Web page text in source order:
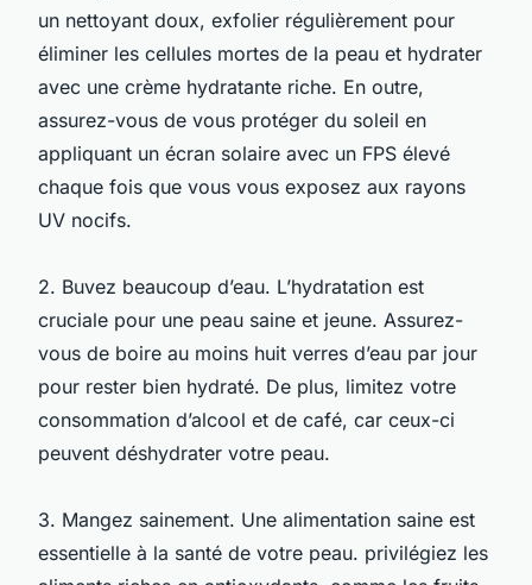
un nettoyant doux, exfolier régulièrement pour
éliminer les cellules mortes de la peau et hydrater
avec une crème hydratante riche. En outre,
assurez-vous de vous protéger du soleil en
appliquant un écran solaire avec un FPS élevé
chaque fois que vous vous exposez aux rayons
UV nocifs.
2. Buvez beaucoup d’eau. L’hydratation est
cruciale pour une peau saine et jeune. Assurez-
vous de boire au moins huit verres d’eau par jour
pour rester bien hydraté. De plus, limitez votre
consommation d’alcool et de café, car ceux-ci
peuvent déshydrater votre peau.
3. Mangez sainement. Une alimentation saine est
essentielle à la santé de votre peau. privilégiez les